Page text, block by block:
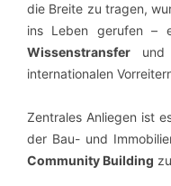
die Breite zu tragen,
ins Leben gerufen –
Wissenstransfer
internationalen
Zentrales Anliegen ist
der Bau- und
Community Building